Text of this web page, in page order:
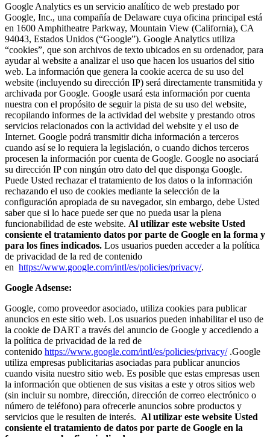
Google Analytics es un servicio analítico de web prestado por
Google, Inc., una compañía de Delaware cuya oficina principal está
en 1600 Amphitheatre Parkway, Mountain View (California), CA
94043, Estados Unidos (“Google”). Google Analytics utiliza
“cookies”, que son archivos de texto ubicados en su ordenador, para
ayudar al website a analizar el uso que hacen los usuarios del sitio
web. La información que genera la cookie acerca de su uso del
website (incluyendo su dirección IP) será directamente transmitida y
archivada por Google. Google usará esta información por cuenta
nuestra con el propósito de seguir la pista de su uso del website,
recopilando informes de la actividad del website y prestando otros
servicios relacionados con la actividad del website y el uso de
Internet. Google podrá transmitir dicha información a terceros
cuando así se lo requiera la legislación, o cuando dichos terceros
procesen la información por cuenta de Google. Google no asociará
su dirección IP con ningún otro dato del que disponga Google.
Puede Usted rechazar el tratamiento de los datos o la información
rechazando el uso de cookies mediante la selección de la
configuración apropiada de su navegador, sin embargo, debe Usted
saber que si lo hace puede ser que no pueda usar la plena
funcionabilidad de este website. Al utilizar este website Usted
consiente el tratamiento datos por parte de Google en la forma y
para los fines indicados. Los usuarios pueden acceder a la política
de privacidad de la red de contenido
en https://www.google.com/intl/es/policies/privacy/.
Google Adsense:
Google, como proveedor asociado, utiliza cookies para publicar
anuncios en este sitio web. Los usuarios pueden inhabilitar el uso de
la cookie de DART a través del anuncio de Google y accediendo a
la política de privacidad de la red de
contenido https://www.google.com/intl/es/policies/privacy/.Google
utiliza empresas publicitarias asociadas para publicar anuncios
cuando visita nuestro sitio web. Es posible que estas empresas usen
la información que obtienen de sus visitas a este y otros sitios web
(sin incluir su nombre, dirección, dirección de correo electrónico o
número de teléfono) para ofrecerle anuncios sobre productos y
servicios que le resulten de interés. Al utilizar este website Usted
consiente el tratamiento de datos por parte de Google en la